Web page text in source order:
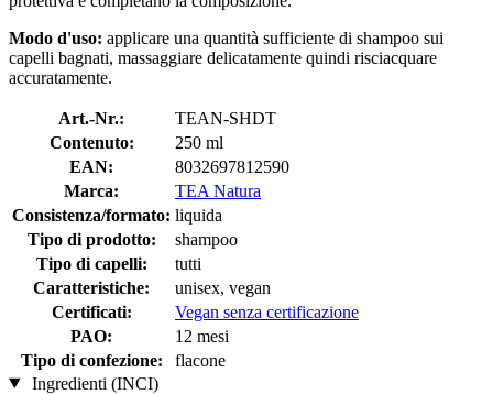
Modo d'uso: applicare una quantità sufficiente di shampoo sui
capelli bagnati, massaggiare delicatamente quindi risciacquare
accuratamente.
Art.-Nr.:
TEAN-SHDT
Contenuto:
250 ml
EAN:
8032697812590
Marca:
TEA Natura
Consistenza/formato: liquida
Tipo di prodotto:
shampoo
Tipo di capelli:
tutti
Caratteristiche:
unisex, vegan
Certificati:
Vegan senza certificazione
PAO:
12 mesi
Tipo di confezione:
flacone
Ingredienti (INCI)